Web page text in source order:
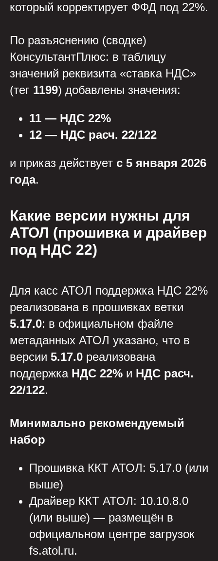
который корректирует ФФД под 22%.
По разъяснению (сводке)
КонсультантПлюс: в таблицу
значений реквизита «ставка НДС»
(тег 1199) добавлены значения:
11 — НДС 22%
12 — НДС расч. 22/122
и приказ действует с 5 января 2026
года.
Какие версии нужны для
АТОЛ (прошивка и драйвер
под НДС 22)
Для касс АТОЛ поддержка НДС 22%
реализована в прошивках ветки
5.17.0: в официальном файле
метаданных АТОЛ указано, что в
версии 5.17.0 реализована
поддержка НДС 22% и НДС расч.
22/122.
Минимально рекомендуемый
набор
Прошивка ККТ АТОЛ: 5.17.0 (или
выше)
Драйвер ККТ АТОЛ: 10.10.8.0
(или выше) — размещён в
официальном центре загрузок
fs.atol.ru.